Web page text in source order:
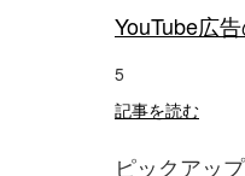
YouTube広
5
記事を読む
ピックアップ